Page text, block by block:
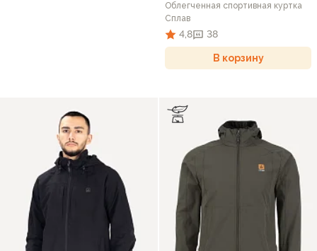
Облегченная спортивная куртка
Сплав
4,8 38
В корзину